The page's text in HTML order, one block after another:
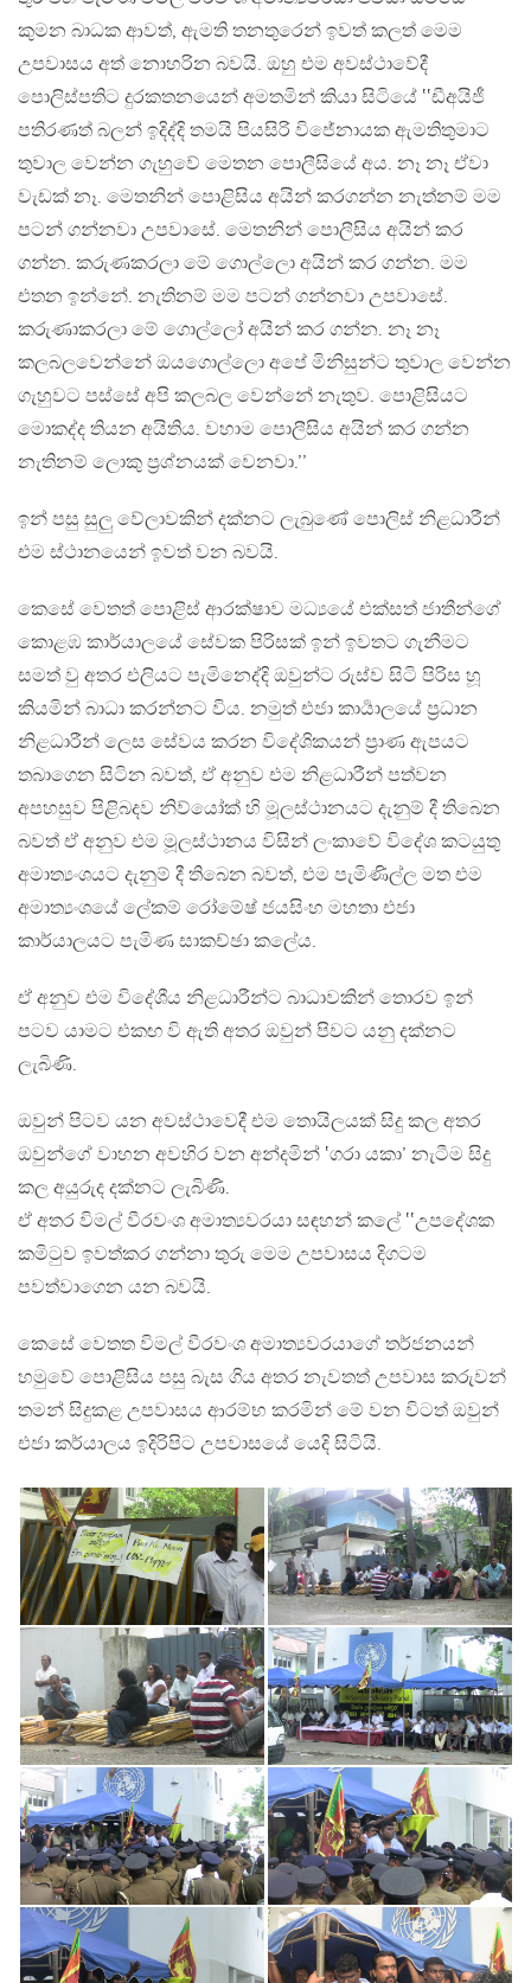
කුමන බාධක ආවත්, ඇමති තනතුරෙන් ඉවත් කලත් මෙම
උපවාසය අත් නොහරින බවයි. ඔහු එම අවස්ථාවේදී
පොලිස්පතිට දුරකතනයෙන් අමතමින් කියා සිටියේ ‛‛ඩීඅයිජී
පතිරණත් බලන් ඉදිද්දි තමයි පියසිරි විජේනායක ඇමතිතුමාට
තුවාල වෙන්න ගැහුවේ මෙතන පොලීසියේ අය. නෑ නෑ ඒවා
වැඩක් නෑ. මෙතනින් පොළිසිය අයින් කරගන්න නැත්නම් මම
පටන් ගන්නවා උපවාසේ. මෙතනින් පොලීසිය අයින් කර
ගන්න. කරුණකරලා මේ ගොල්ලො අයින් කර ගන්න. මම
එතන ඉන්නේ. නැතිනම් මම පටන් ගන්නවා උපවාසේ.
කරුණාකරලා මේ ගොල්ලෝ අයින් කර ගන්න. නෑ නෑ
කලබලවෙන්නේ ඔයගොල්ලො අපේ මිනිසුන්ට තුවාල වෙන්න
ගැහුවට පස්සේ අපි කලබල වෙන්නේ නැතුව. පොළිසියට
මොකද්ද තියන අයිතිය. වහාම පොලීසිය අයින් කර ගන්න
නැතිනම් ලොකු ප්‍රශ්නයක් වෙනවා.’’
ඉන් පසු සුලු වේලාවකින් දක්නට ලැබුණේ පොලිස් නිළධාරීන්
එම ස්ථානයෙන් ඉවත් වන බවයි.
කෙසේ වෙතත් පොළිස් ආරක්ෂාව මධ්‍යයේ එක්සත් ජාතීන්ගේ
කොළඹ කාර්යාලයේ සේවක පිරිසක් ඉන් ඉවතට ගැනීමට
සමත් වු අතර එලියට පැමිනෙද්දි ඔවුන්ට රුස්ව සිටි පිරිස හූ
කියමින් බාධා කරන්නට විය. නමුත් එජා කාර්‍යාලයේ ප්‍රධාන
නිළධාරීන් ලෙස සේවය කරන විදේශිකයන් ප්‍රාණ ඇපයට
තබාගෙන සිටින බවත්, ඒ අනුව එම නිළධාරීන් පත්වන
අපහසුව පිළිබදව නිව්යෝක් හි මූලස්ථානයට දැනුම් දී තිබෙන
බවත් ඒ අනුව එම මූලස්ථානය විසින් ලංකාවේ විදේශ කටයුතු
අමාත්‍යංශයට දැනුම් දී තිබෙන බවත්, එම පැමිණිල්ල මත එම
අමාත්‍යංශයේ ලේකම් රෝමේෂ් ජයසිංහ මහතා එජා
කාර්යාලයට පැමිණ සාකච්ඡා කලේය.
ඒ අනුව එම විදේශීය නිළධාරීන්ට බාධාවකින් තොරව ඉන්
පටව යාමට එකඟ වි ඇති අතර ඔවුන් පිවට යනු දක්නට
ලැබිණි.
ඔවුන් පිටව යන අවස්ථාවෙදී එම තොයිලයක් සිදු කල අතර
ඔවුන්ගේ වාහන අවහිර වන අන්දමින් ‛ගරා යකා’ නැටීම සිදු
කල අයුරුද දක්නට ලැබිණි.
ඒ අතර විමල් වීරවංශ අමාත්‍යවරයා සඳහන් කලේ ‛‛උපදේශක
කමිටුව ඉවත්කර ගන්නා තුරු මෙම උපවාසය දිගටම
පවත්වාගෙන යන බවයි.
කෙසේ වෙතත විමල් වීරවංශ අමාත්‍යවරයාගේ තර්ජනයන්
හමුවේ පොළිසිය පසු බැස ගිය අතර නැවතත් උපවාස කරුවන්
තමන් සිදුකළ උපවාසය ආරම්භ කරමින් මේ වන විටත් ඔවුන්
එජා කර්යාලය ඉදිරිපිට උපවාසයේ යෙදි සිටියි.